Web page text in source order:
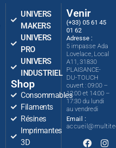
UNIVERS
MAKERS
UNIVERS
PRO
UNIVERS
INDUSTRIEL
Shop
Consommables
Filaments
Résines
Imprimantes
3D
Venir
(+33) 05 61 45
01 62
Adresse :
5 impasse Ada
Lovelace, Local
A11, 31830
PLAISANCE-
DU-TOUCH
ouvert : 09:00 –
12:00 et 14:00 –
17:30 du lundi
au vendredi
Email :